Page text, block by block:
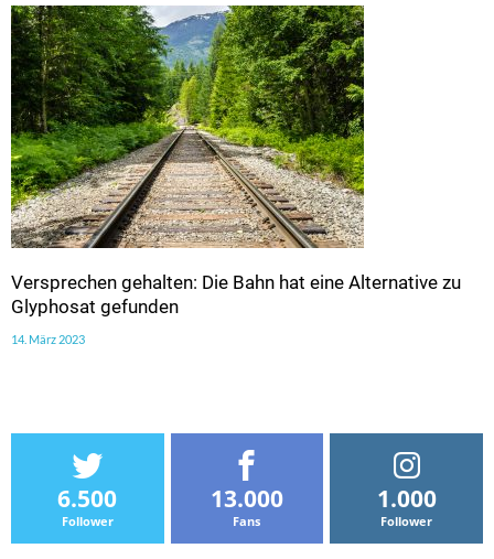
Versprechen gehalten: Die Bahn hat eine Alternative zu
Glyphosat gefunden
14. März 2023
6.500
Follower
13.000
Fans
1.000
Follower